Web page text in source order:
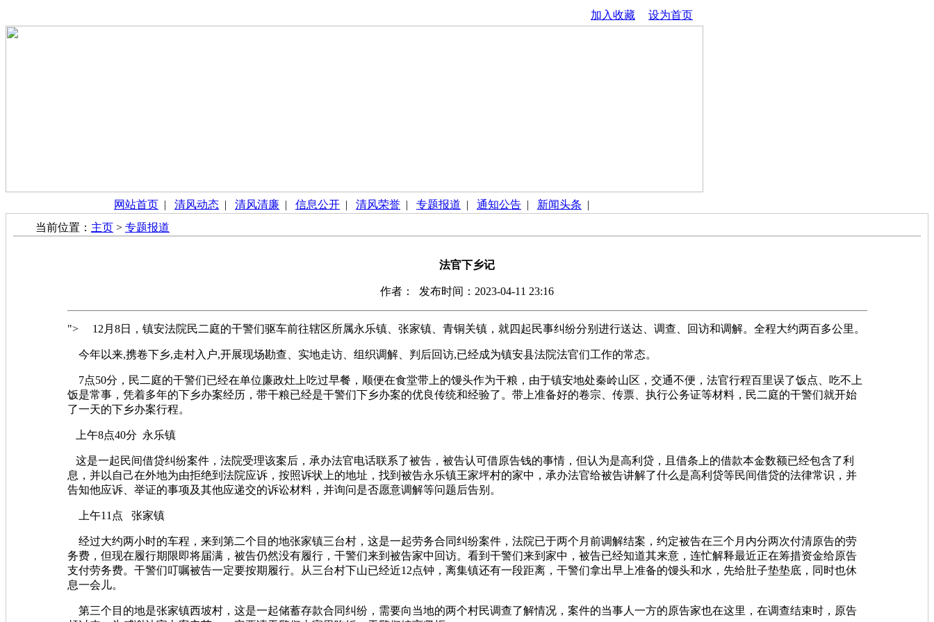
加入收藏 设为首页
网站首页 | 清风动态 | 清风清廉 | 信息公开 | 清风荣誉 | 专题报道 | 通知公告 | 新闻头条 |
当前位置： 主页 > 专题报道
法官下乡记
作者： 发布时间：2023-04-11 23:16
"> 12月8日，镇安法院民二庭的干警们驱车前往辖区所属永乐镇、张家镇、青铜关镇，就四起民事纠纷分别进行送达、调查、回访和调解。全程大约两百多公里。
今年以来,携卷下乡,走村入户,开展现场勘查、实地走访、组织调解、判后回访,已经成为镇安县法院法官们工作的常态。
7点50分，民二庭的干警们已经在单位廉政灶上吃过早餐，顺便在食堂带上的馒头作为干粮，由于镇安地处秦岭山区，交通不便，法官行程百里误了饭点、吃不上
饭是常事，凭着多年的下乡办案经历，带干粮已经是干警们下乡办案的优良传统和经验了。带上准备好的卷宗、传票、执行公务证等材料，民二庭的干警们就开始
了一天的下乡办案行程。
上午8点40分 永乐镇
这是一起民间借贷纠纷案件，法院受理该案后，承办法官电话联系了被告，被告认可借原告钱的事情，但认为是高利贷，且借条上的借款本金数额已经包含了利
息，并以自己在外地为由拒绝到法院应诉，按照诉状上的地址，找到被告永乐镇王家坪村的家中，承办法官给被告讲解了什么是高利贷等民间借贷的法律常识，并
告知他应诉、举证的事项及其他应递交的诉讼材料，并询问是否愿意调解等问题后告别。
上午11点 张家镇
经过大约两小时的车程，来到第二个目的地张家镇三台村，这是一起劳务合同纠纷案件，法院已于两个月前调解结案，约定被告在三个月内分两次付清原告的劳
务费，但现在履行期限即将届满，被告仍然没有履行，干警们来到被告家中回访。看到干警们来到家中，被告已经知道其来意，连忙解释最近正在筹措资金给原告
支付劳务费。干警们叮嘱被告一定要按期履行。从三台村下山已经近12点钟，离集镇还有一段距离，干警们拿出早上准备的馒头和水，先给肚子垫垫底，同时也休
息一会儿。
第三个目的地是张家镇西坡村，这是一起储蓄存款合同纠纷，需要向当地的两个村民调查了解情况，案件的当事人一方的原告家也在这里，在调查结束时，原告